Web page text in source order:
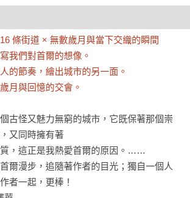
條街道 × 無數歲月與當下交織的瞬間
我們對首爾的想像。
的節奏，繪出城市的另一面。
月與回憶的交會。
古怪又魅力無窮的城市，它既保著那個崇
又同時擁有著
，這正是我熱愛首爾的原因。……
爾漫步，追隨著作者的目光；獨自一個人
者一起，更棒！